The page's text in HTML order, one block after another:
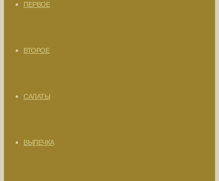
ПЕРВОЕ
ВТОРОЕ
САЛАТЫ
ВЫПЕЧКА